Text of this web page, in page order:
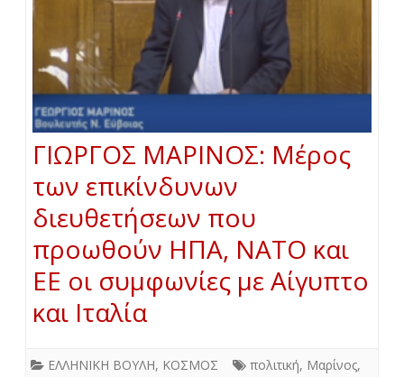
ΓΙΩΡΓΟΣ ΜΑΡΙΝΟΣ: Μέρος
των επικίνδυνων
διευθετήσεων που
προωθούν ΗΠΑ, ΝΑΤΟ και
ΕΕ οι συμφωνίες με Αίγυπτο
και Ιταλία
ΕΛΛΗΝΙΚΗ ΒΟΥΛΗ, ΚΟΣΜΟΣ πολιτική, Μαρίνος,